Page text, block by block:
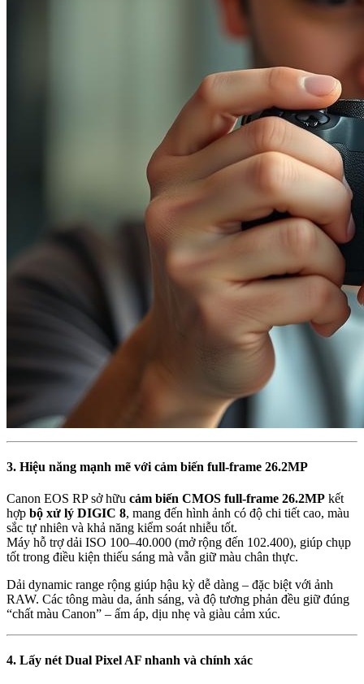
3. Hiệu năng mạnh mẽ với cảm biến full-frame 26.2MP
Canon EOS RP sở hữu cảm biến CMOS full-frame 26.2MP kết
hợp bộ xử lý DIGIC 8, mang đến hình ảnh có độ chi tiết cao, màu
sắc tự nhiên và khả năng kiểm soát nhiễu tốt.
Máy hỗ trợ dải ISO 100–40.000 (mở rộng đến 102.400), giúp chụp
tốt trong điều kiện thiếu sáng mà vẫn giữ màu chân thực.
Dải dynamic range rộng giúp hậu kỳ dễ dàng – đặc biệt với ảnh
RAW. Các tông màu da, ánh sáng, và độ tương phản đều giữ đúng
“chất màu Canon” – ấm áp, dịu nhẹ và giàu cảm xúc.
4. Lấy nét Dual Pixel AF nhanh và chính xác